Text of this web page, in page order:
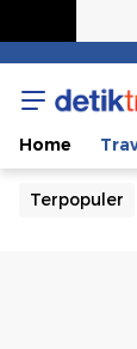
Home
Terpopuler